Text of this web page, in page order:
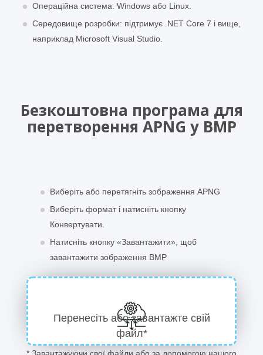
Операційна система: Windows або Linux.
Середовище розробки: підтримує .NET Core 7 і вище,
наприклад Microsoft Visual Studio.
Безкоштовна програма для
перетворення APNG у BMP
Виберіть або перетягніть зображення APNG
Виберіть формат і натисніть кнопку
Конвертувати.
Натисніть кнопку «Завантажити», щоб
завантажити зображення BMP
Перенесіть або завантажте свій
файл*
* Завантажуючи свої файли або за допомогою нашого